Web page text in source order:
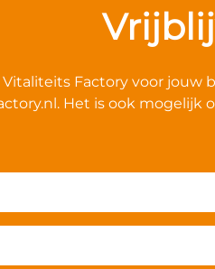
Factory voor jouw
. Het is ook mogelijk